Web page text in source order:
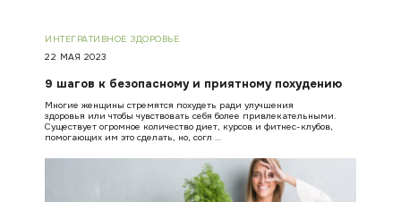
ИНТЕГРАТИВНОЕ ЗДОРОВЬЕ
22 МАЯ 2023
9 шагов к безопасному и приятному похудению
Многие женщины стремятся похудеть ради улучшения
здоровья или чтобы чувствовать себя более привлекательными.
Существует огромное количество диет, курсов и фитнес-клубов,
помогающих им это сделать, но, согл …